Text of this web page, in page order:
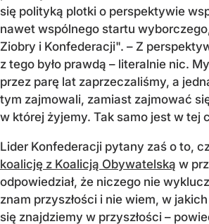
się polityką plotki o perspektywie
nawet wspólnego startu
Ziobry i Konfederacji". – Z
z tego było prawdą – literalnie nic.
przez parę lat zaprzeczaliśmy, a
tym zajmowali, zamiast zajmować
w której żyjemy. Tak samo jest w tej
Lider Konfederacji pytany zaś o to,
koalicję z Koalicją Obywatelską w
odpowiedział, że niczego nie
znam przyszłości i nie wiem, w
się znajdziemy w przyszłości –